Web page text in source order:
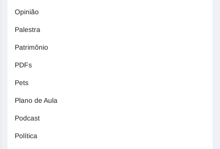
Opinião
Palestra
Patrimônio
PDFs
Pets
Plano de Aula
Podcast
Política